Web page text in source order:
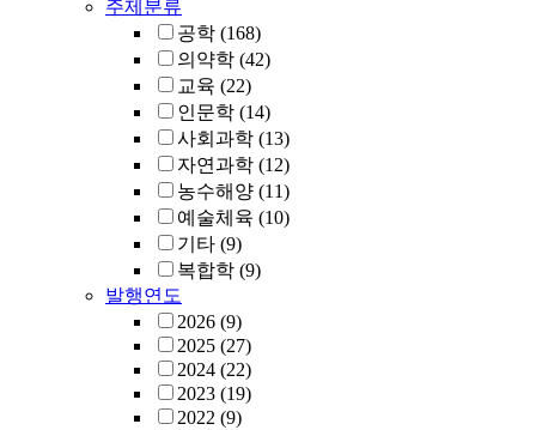
주제분류
공학 (168)
의약학 (42)
교육 (22)
인문학 (14)
사회과학 (13)
자연과학 (12)
농수해양 (11)
예술체육 (10)
기타 (9)
복합학 (9)
발행연도
2026 (9)
2025 (27)
2024 (22)
2023 (19)
2022 (9)